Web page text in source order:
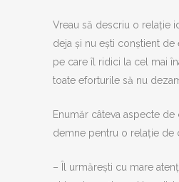
Vreau să descriu o relație
deja și nu ești conștient de
pe care îl ridici la cel mai
toate eforturile să nu
Enumăr câteva aspecte de
demne pentru o relație de
– Îl urmărești cu mare